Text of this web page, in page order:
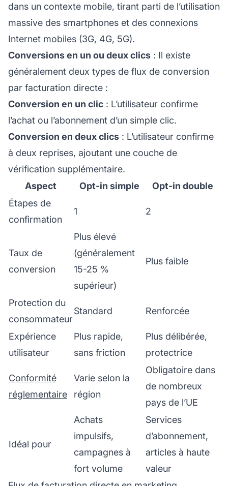
dans un contexte mobile, tirant parti de l’utilisation
massive des smartphones et des connexions
Internet mobiles (3G, 4G, 5G).
Conversions en un ou deux clics : Il existe
généralement deux types de flux de conversion
par facturation directe :
Conversion en un clic : L’utilisateur confirme
l’achat ou l’abonnement d’un simple clic.
Conversion en deux clics : L’utilisateur confirme
à deux reprises, ajoutant une couche de
vérification supplémentaire.
Aspect
Opt-in simple
Opt-in double
Étapes de
confirmation
1 2
Taux de
conversion
Plus élevé
(généralement
15-25 %
supérieur)
Plus faible
Protection du
consommateur
Standard Renforcée
Expérience
utilisateur
Plus rapide,
sans friction
Plus délibérée,
protectrice
Conformité
réglementaire
Varie selon la
région
Obligatoire dans
de nombreux
pays de l’UE
Idéal pour
Achats
impulsifs,
campagnes à
fort volume
Services
d’abonnement,
articles à haute
valeur